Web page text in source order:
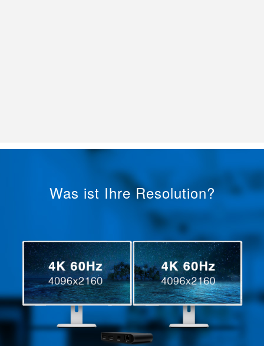
Was ist Ihre Resolution?